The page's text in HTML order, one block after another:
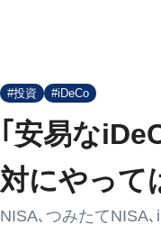
#投資 #iDeCo
｢安易な
対にやって
NISA､つみたてNISA